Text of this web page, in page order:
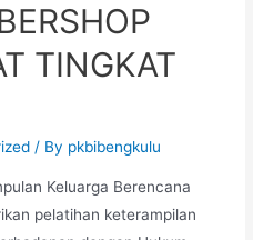
TINGKAT
/ By pkbibengkulu
Keluarga Berencana
pelatihan keterampilan